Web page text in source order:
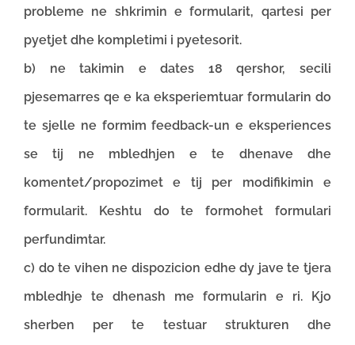
probleme ne shkrimin e formularit, qartesi per
pyetjet dhe kompletimi i pyetesorit.
b) ne takimin e dates 18 qershor, secili
pjesemarres qe e ka eksperiemtuar formularin do
te sjelle ne formim feedback-un e eksperiences
se tij ne mbledhjen e te dhenave dhe
komentet/propozimet e tij per modifikimin e
formularit. Keshtu do te formohet formulari
perfundimtar.
c) do te vihen ne dispozicion edhe dy jave te tjera
mbledhje te dhenash me formularin e ri. Kjo
sherben per te testuar strukturen dhe